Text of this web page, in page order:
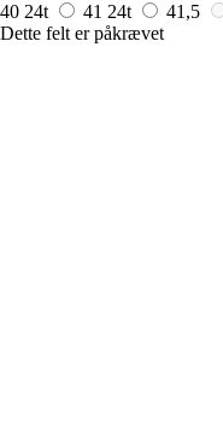
40 24t 41 24t 41,5
Dette felt er påkrævet